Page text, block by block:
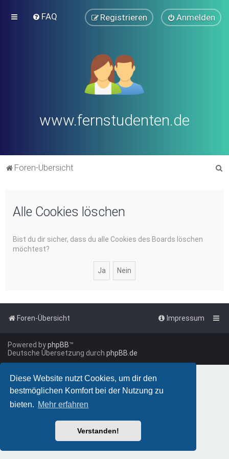
Diese Website nutzt Cookies, um dir den
bestmöglichen Komfort bei der Nutzung zu
bieten. Mehr erfahren
Verstanden!
FAQ Anmelden
Registrieren
www.fernstudenten.de
Foren-Übersicht
Alle Cookies löschen
Bist du dir sicher, dass du alle Cookies des Boards löschen
möchtest?
Foren-Übersicht Impressum
Powered byphpBB™
Deutsche Übersetzung durch phpBB.de